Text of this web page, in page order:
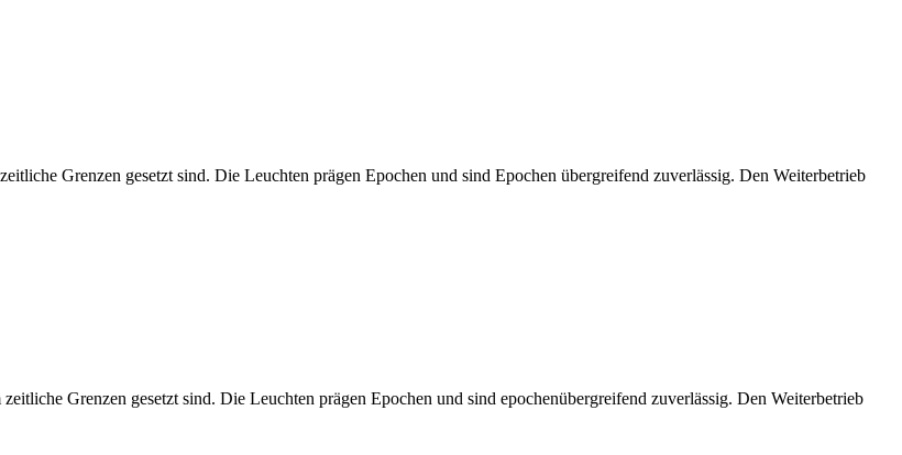
Grenzen gesetzt sind. Die Leuchten prägen Epochen und sind Epochen übergreifend zuverlässig. Den Weiterbetrieb
Grenzen gesetzt sind. Die Leuchten prägen Epochen und sind epochenübergreifend zuverlässig. Den Weiterbetrieb